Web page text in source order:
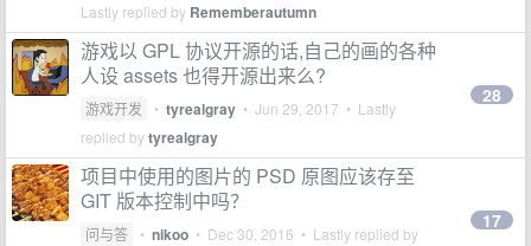
Lastly replied by Rememberautumn
游戏以 GPL 协议开源的话,自己的画的各种
人设 assets 也得开源出来么?
游戏开发 • tyrealgray • Jun 29, 2017 • Lastly
replied bytyrealgray
28
项目中使用的图片的 PSD 原图应该存至
GIT 版本控制中吗？
问与答 • nikoo • Dec 30, 2016 • Lastly replied by
17